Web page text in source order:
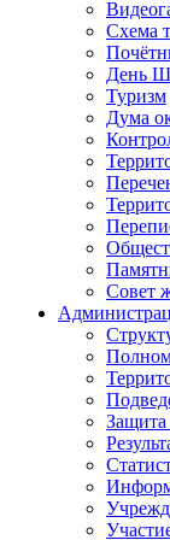
Схема
День
Туризм
Дума
Совет
Защита